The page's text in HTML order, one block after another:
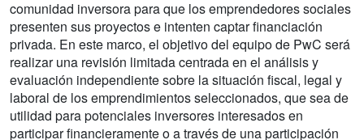
comunidad inversora para que los emprendedores sociales
presenten sus proyectos e intenten captar financiación
privada. En este marco, el objetivo del equipo de PwC será
realizar una revisión limitada centrada en el análisis y
evaluación independiente sobre la situación fiscal, legal y
laboral de los emprendimientos seleccionados, que sea de
utilidad para potenciales inversores interesados en
participar financieramente o a través de una participación